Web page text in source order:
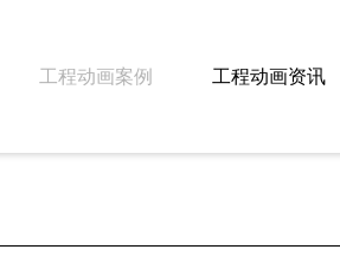
工程动画案例 工程动画资讯